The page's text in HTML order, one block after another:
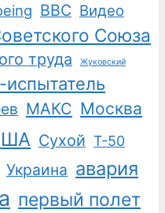
ВВС Видео
Союза
труда Жуковский
МАКС Москва
Сухой Т-50
Украина авария
первый полет